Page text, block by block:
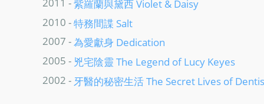
紫羅蘭與黛西 Violet & Daisy
2010 -特務間諜 Salt
2007 -為愛獻身 Dedication
2005 - 兇宅陰靈 The Legend of Lucy Keyes
2002 - 牙醫的秘密生活 The Secret Lives of